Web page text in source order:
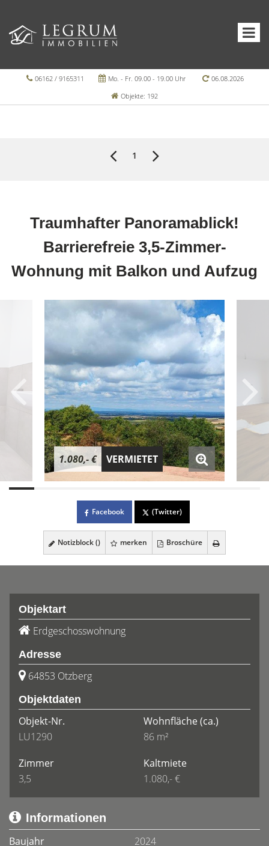
06162 / 9165311 Mo. - Fr. 09.00 - 19.00 Uhr
06.08.2026
Objekte: 192
1
Traumhafter Panoramablick!
Barrierefreie 3,5-Zimmer-
Wohnung mit Balkon und Aufzug
1.080,- € VERMIETET
Facebook (Twitter)
Notizblock () merken Broschüre
Objektart
Erdgeschosswohnung
Adresse
64853 Otzberg
Objektdaten
Objekt-Nr.
LU1290
Wohnfläche(ca.)
86 m²
Zimmer
3,5
Kaltmiete
1.080,- €
Informationen
Baujahr
2024